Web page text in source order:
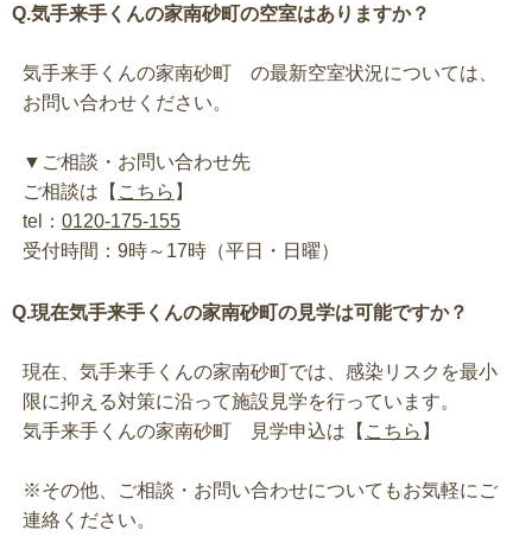
Q.気手来手くんの家南砂町の空室はありますか？
気手来手くんの家南砂町 の最新空室状況については、
お問い合わせください。
▼ご相談・お問い合わせ先
ご相談は【 こちら 】
tel： 0120-175-155
受付時間：9時～17時（平日・日曜）
Q.現在気手来手くんの家南砂町の見学は可能ですか？
現在、気手来手くんの家南砂町では、感染リスクを最小
限に抑える対策に沿って施設見学を行っています。
気手来手くんの家南砂町 見学申込は【 こちら 】
※その他、ご相談・お問い合わせについてもお気軽にご
連絡ください。